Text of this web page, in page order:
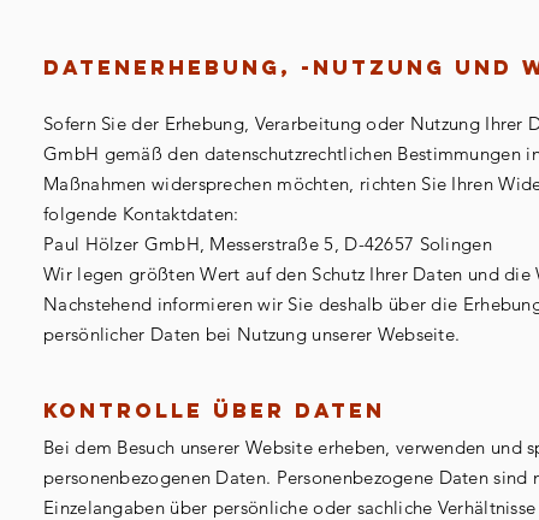
Datenerhebung, -nutzung und
Sofern Sie der Erhebung, Verarbeitung oder Nutzung Ihrer
GmbH gemäß den datenschutzrechtlichen Bestimmungen
Maßnahmen widersprechen möchten, richten Sie Ihren
folgende Kontaktdaten:
Paul Hölzer GmbH, Messerstraße 5, D-42657 Solingen
Wir legen größten Wert auf den Schutz Ihrer Daten und die
Nachstehend informieren wir Sie deshalb über die
persönlicher Daten bei Nutzung unserer Webseite.
Kontrolle über Daten
Bei dem Besuch unserer Website erheben, verwenden und
personenbezogenen Daten. Personenbezogene Daten sind
Einzelangaben über persönliche oder sachliche